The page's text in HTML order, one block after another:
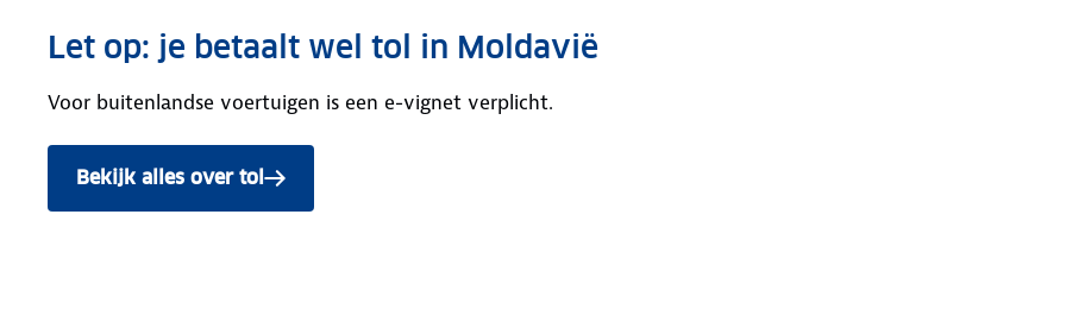
Let op: je betaalt wel tol in Moldavië
Voor buitenlandse voertuigen is een e-vignet verplicht.
Bekijk alles over tol